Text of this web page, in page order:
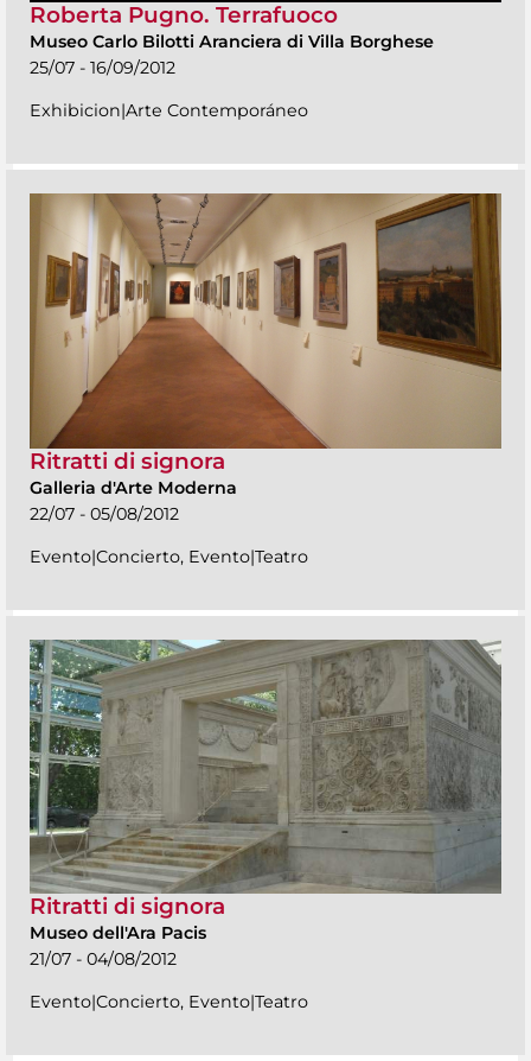
Roberta Pugno. Terrafuoco
Museo Carlo Bilotti Aranciera di Villa Borghese
25/07 - 16/09/2012
Exhibicion|Arte Contemporáneo
Ritratti di signora
Galleria d'Arte Moderna
22/07 - 05/08/2012
Evento|Concierto, Evento|Teatro
Ritratti di signora
Museo dell'Ara Pacis
21/07 - 04/08/2012
Evento|Concierto, Evento|Teatro